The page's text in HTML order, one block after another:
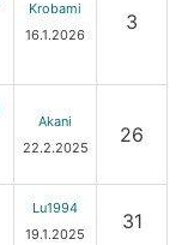
Krobami
16.1.2026
3
Akani
22.2.2025
26
Lu1994
19.1.2025
31